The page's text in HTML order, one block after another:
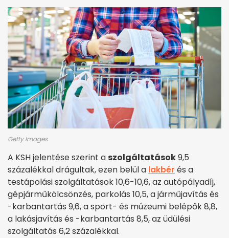
Getty Images
A KSH jelentése szerint a szolgáltatások9,5
százalékkal drágultak, ezen belül a lakbér és a
testápolási szolgáltatások 10,6-10,6, az autópályadíj,
gépjárműkölcsönzés, parkolás 10,5, a járműjavítás és
-karbantartás 9,6, a sport- és múzeumi belépők 8,8,
a lakásjavítás és -karbantartás 8,5, az üdülési
szolgáltatás 6,2 százalékkal.